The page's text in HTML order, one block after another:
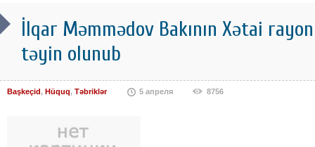
İlqar Məmmədov Bakının Xətai
təyin olunub
Başkeçid, Hüquq, Təbriklər 5 апреля 8756